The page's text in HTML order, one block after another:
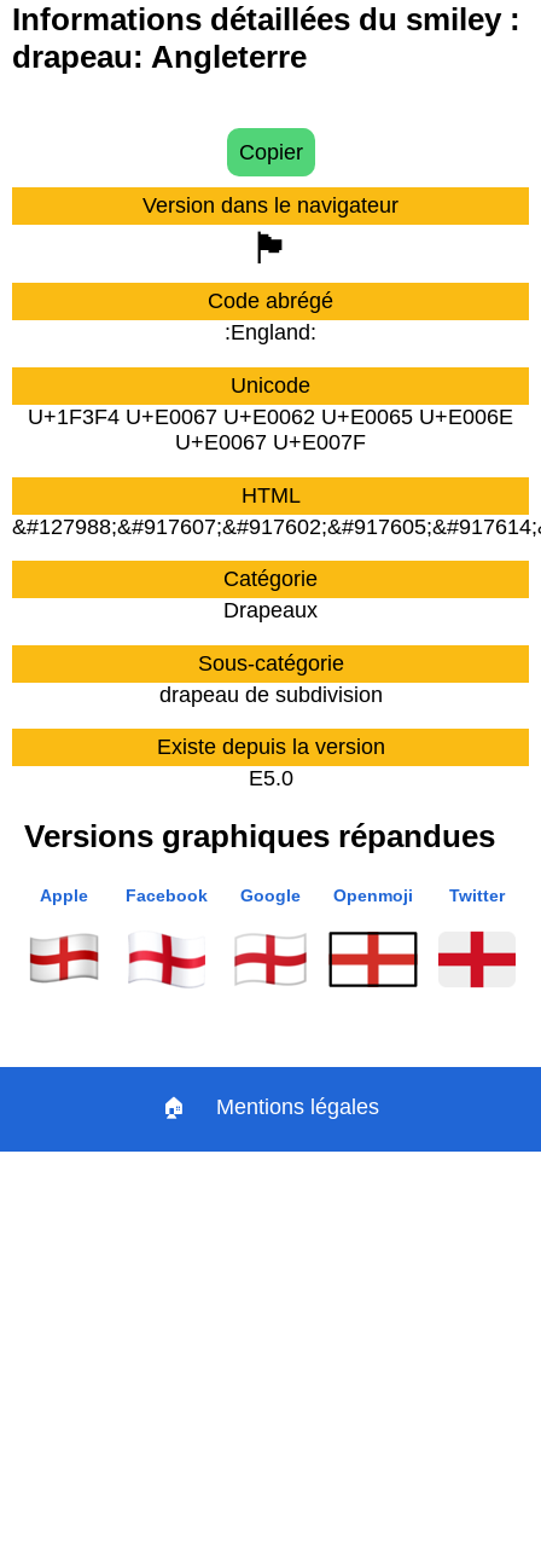
Informations détaillées du smiley :
drapeau: Angleterre
Copier
Version dans le navigateur
🏴󠁧󠁢󠁥󠁮󠁧󠁿
Code abrégé
:England:
Unicode
U+1F3F4 U+E0067 U+E0062 U+E0065 U+E006E
U+E0067 U+E007F
HTML
Catégorie
Drapeaux
Sous-catégorie
drapeau de subdivision
Existe depuis la version
E5.0
Versions graphiques répandues
Apple Facebook Google Openmoji Twitter
🏠 Mentions légales